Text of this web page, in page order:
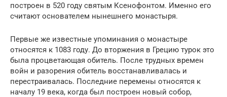
построен в 520 году святым Ксенофонтом. Именно его
считают основателем нынешнего монастыря.
Первые же известные упоминания о монастыре
относятся к 1083 году. До вторжения в Грецию турок это
была процветающая обитель. После трудных времен
войн и разорения обитель восстанавливалась и
перестраивалась. Последние перемены относятся к
началу 19 века, когда был построен новый собор,